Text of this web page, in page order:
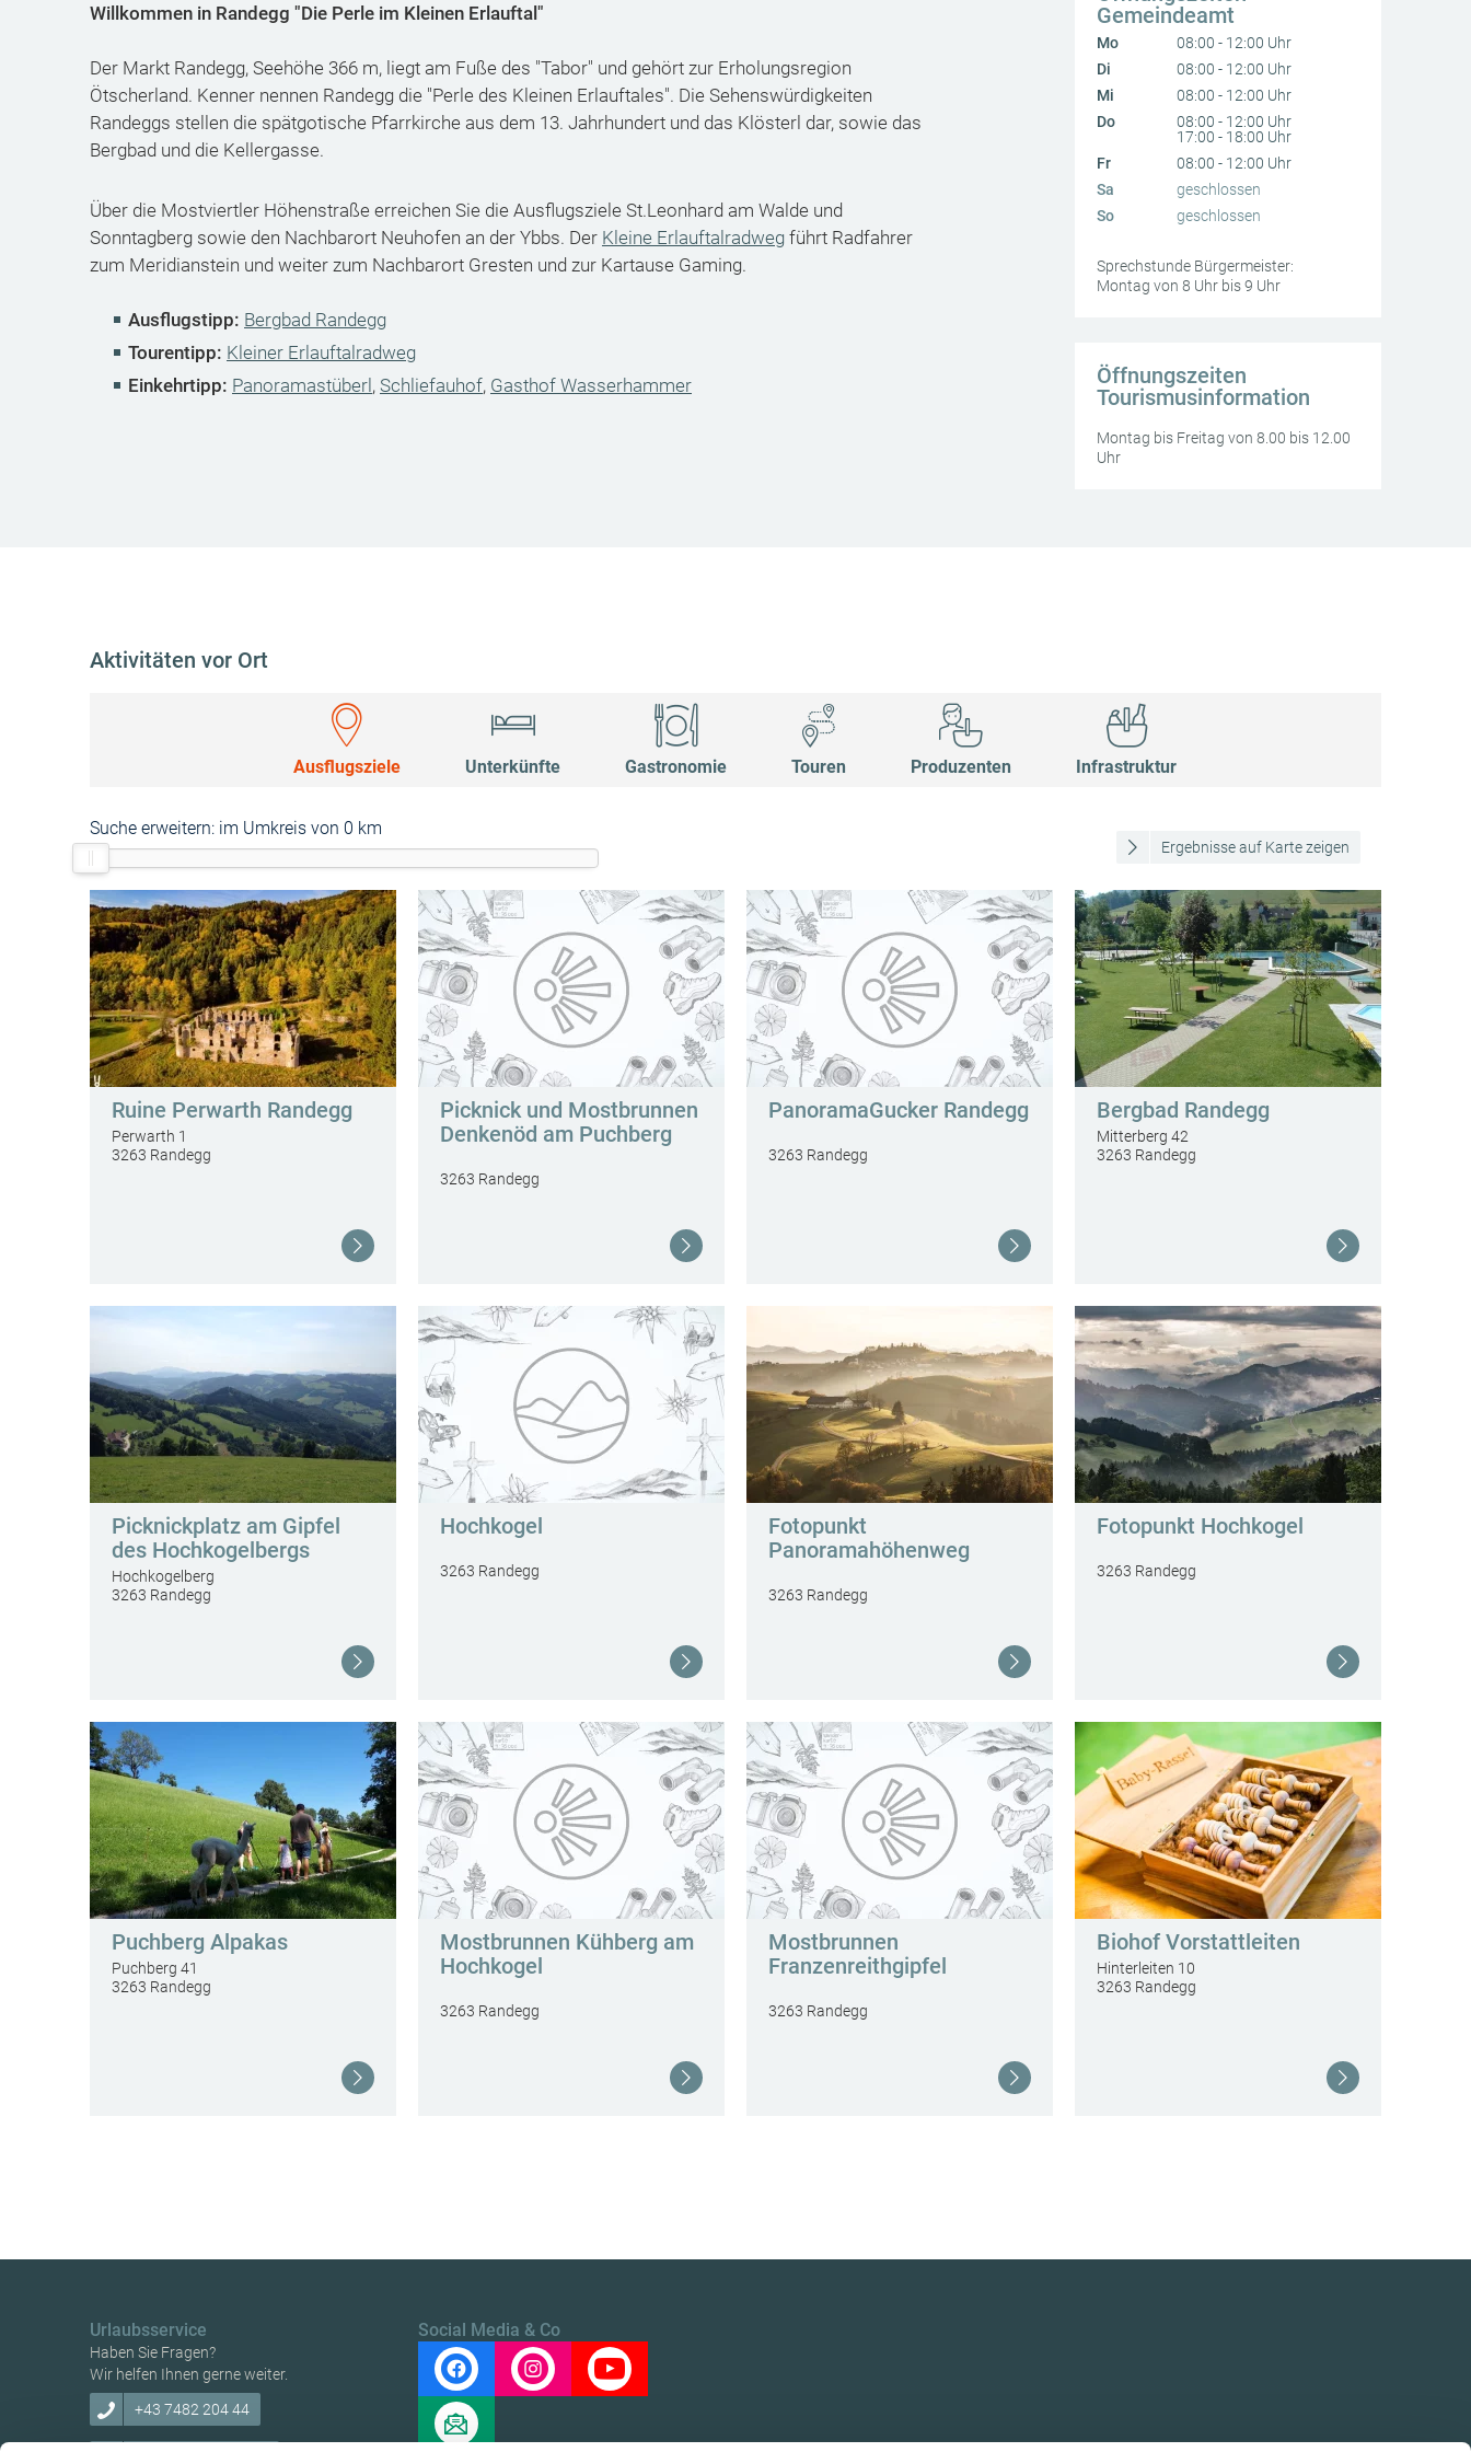
Willkommen in Randegg "Die Perle im Kleinen Erlauftal"
Der Markt Randegg, Seehöhe 366 m, liegt am Fuße des "Tabor" und gehört zur Erholungsregion
Ötscherland. Kenner nennen Randegg die "Perle des Kleinen Erlauftales". Die Sehenswürdigkeiten
Randeggs stellen die spätgotische Pfarrkirche aus dem 13. Jahrhundert und das Klösterl dar, sowie das
Bergbad und die Kellergasse.
Über die Mostviertler Höhenstraße erreichen Sie die Ausflugsziele St.Leonhard am Walde und
Sonntagberg sowie den Nachbarort Neuhofen an der Ybbs. Der Kleine Erlauftalradweg führt Radfahrer
zum Meridianstein und weiter zum Nachbarort Gresten und zur Kartause Gaming.
Ausflugstipp: Bergbad Randegg
Tourentipp: Kleiner Erlauftalradweg
Einkehrtipp: Panoramastüberl , Schliefauhof, Gasthof Wasserhammer
Gemeindeamt
Mo
08:00 - 12:00 Uhr
Di
08:00 - 12:00 Uhr
Mi
08:00 - 12:00 Uhr
Do
08:00 - 12:00 Uhr
17:00 - 18:00 Uhr
Fr
08:00 - 12:00 Uhr
Sa
geschlossen
So
geschlossen
Sprechstunde Bürgermeister:
Montag von 8 Uhr bis 9 Uhr
Öffnungszeiten
Tourismusinformation
Montag bis Freitag von 8.00 bis 12.00
Uhr
Aktivitäten vor Ort
Ausflugsziele Unterkünfte Gastronomie Touren Produzenten Infrastruktur
Suche erweitern: im Umkreis von 0 km
Ergebnisse auf Karte zeigen
Ruine Perwarth Randegg
Perwarth 1
3263 Randegg
Picknick und Mostbrunnen
Denkenöd am Puchberg
3263 Randegg
PanoramaGucker Randegg
3263 Randegg
Bergbad Randegg
Mitterberg 42
3263 Randegg
Picknickplatz am Gipfel
des Hochkogelbergs
Hochkogelberg
3263 Randegg
Hochkogel
3263 Randegg
Fotopunkt
Panoramahöhenweg
3263 Randegg
Fotopunkt Hochkogel
3263 Randegg
Puchberg Alpakas
Puchberg 41
3263 Randegg
Mostbrunnen Kühberg am
Hochkogel
3263 Randegg
Mostbrunnen
Franzenreithgipfel
3263 Randegg
Biohof Vorstattleiten
Hinterleiten 10
3263 Randegg
Urlaubsservice
Haben Sie Fragen?
Wir helfen Ihnen gerne weiter.
+43 7482 204 44
Social Media & Co